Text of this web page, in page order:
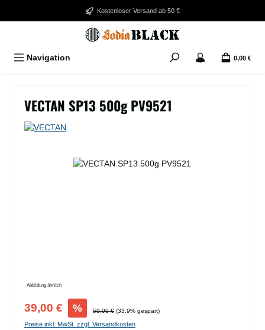
Zum Hauptinhalt springenKostenloser Versand ab 50 €
Navigation 0,00 €
VECTAN SP13 500g PV9521
Bildergalerie überspringen
Abbildung ähnlich
Verkaufspreis:
39,00 € % Regulärer Preis:
59,00 € (33.9% gespart)
Preise inkl. MwSt. zzgl. Versandkosten